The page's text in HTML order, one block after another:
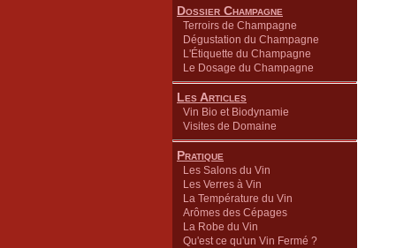
Dossier Champagne
Terroirs de Champagne
Dégustation du Champagne
L'Étiquette du Champagne
Le Dosage du Champagne
Les Articles
Vin Bio et Biodynamie
Visites de Domaine
Pratique
Les Salons du Vin
Les Verres à Vin
La Température du Vin
Arômes des Cépages
La Robe du Vin
Qu'est ce qu'un Vin Fermé ?